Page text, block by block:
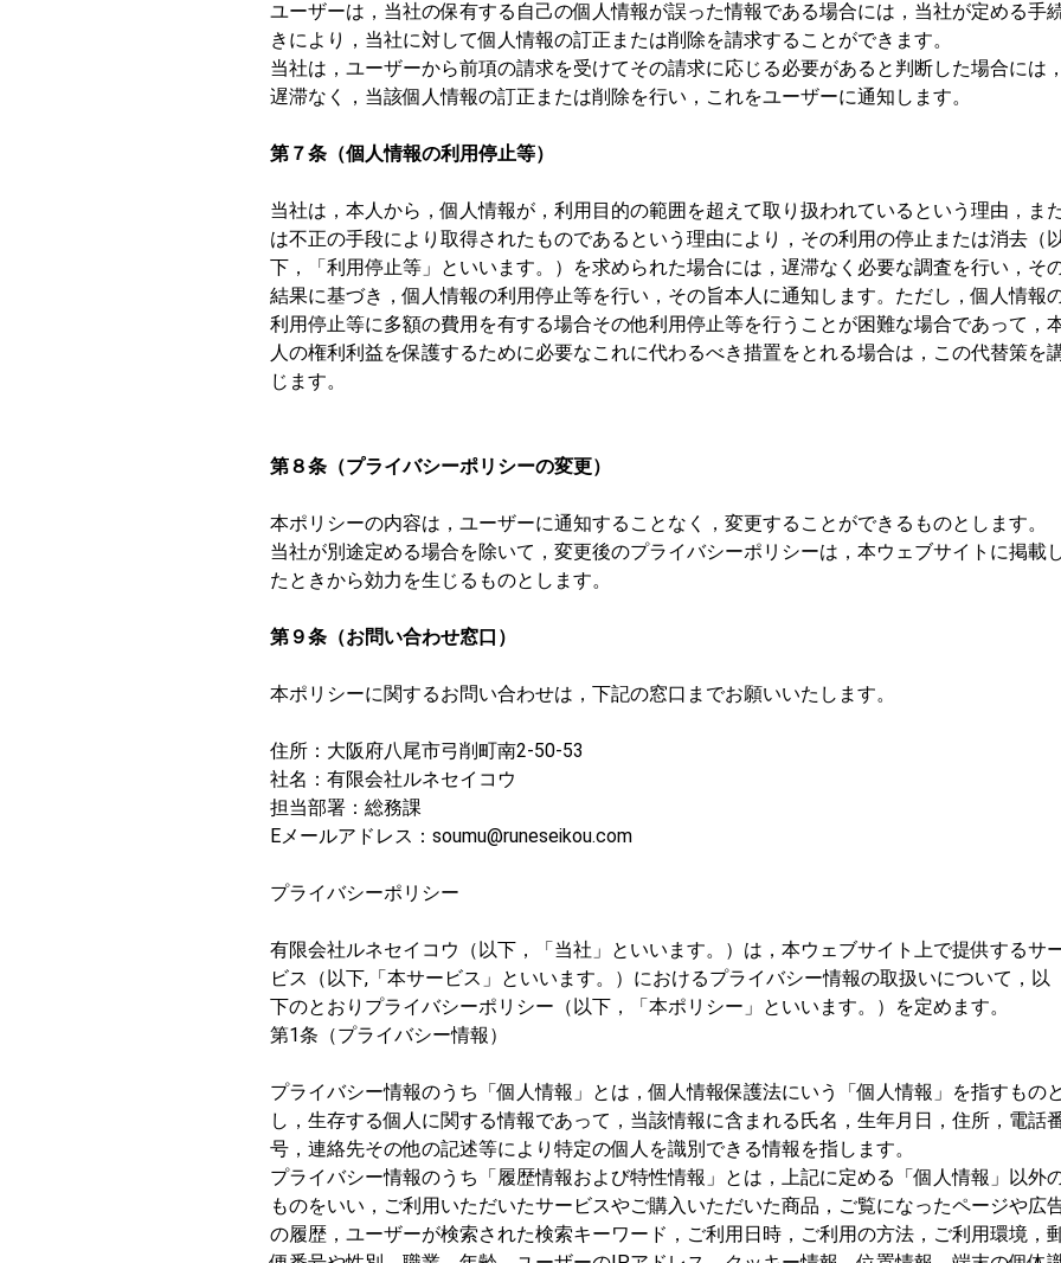
ユーザーは，当社の保有する自己の個人情報が誤った情報である場合には，当社が定める手
きにより，当社に対して個人情報の訂正または削除を請求することができます。
当社は，ユーザーから前項の請求を受けてその請求に応じる必要があると判断した場合には，
遅滞なく，当該個人情報の訂正または削除を行い，これをユーザーに通知します。
第７条（個人情報の利用停止等）
当社は，本人から，個人情報が，利用目的の範囲を超えて取り扱われているという理由，ま
は不正の手段により取得されたものであるという理由により，その利用の停止または消去（
下，「利用停止等」といいます。）を求められた場合には，遅滞なく必要な調査を行い，そ
結果に基づき，個人情報の利用停止等を行い，その旨本人に通知します。ただし，個人情報
利用停止等に多額の費用を有する場合その他利用停止等を行うことが困難な場合であって，
人の権利利益を保護するために必要なこれに代わるべき措置をとれる場合は，この代替策を
じます。
第８条（プライバシーポリシーの変更）
本ポリシーの内容は，ユーザーに通知することなく，変更することができるものとします。
当社が別途定める場合を除いて，変更後のプライバシーポリシーは，本ウェブサイトに掲載
たときから効力を生じるものとします。
第９条（お問い合わせ窓口）
本ポリシーに関するお問い合わせは，下記の窓口までお願いいたします。
住所：大阪府八尾市弓削町南2-50-53
社名：有限会社ルネセイコウ
担当部署：総務課
Eメールアドレス：soumu@runeseikou.com
プライバシーポリシー
有限会社ルネセイコウ（以下，「当社」といいます。）は，本ウェブサイト上で提供するサ
ビス（以下,「本サービス」といいます。）におけるプライバシー情報の取扱いについて，以
下のとおりプライバシーポリシー（以下，「本ポリシー」といいます。）を定めます。
第1条（プライバシー情報）
プライバシー情報のうち「個人情報」とは，個人情報保護法にいう「個人情報」を指すものと
し，生存する個人に関する情報であって，当該情報に含まれる氏名，生年月日，住所，電話
号，連絡先その他の記述等により特定の個人を識別できる情報を指します。
プライバシー情報のうち「履歴情報および特性情報」とは，上記に定める「個人情報」以外
ものをいい，ご利用いただいたサービスやご購入いただいた商品，ご覧になったページや広
の履歴，ユーザーが検索された検索キーワード，ご利用日時，ご利用の方法，ご利用環境，